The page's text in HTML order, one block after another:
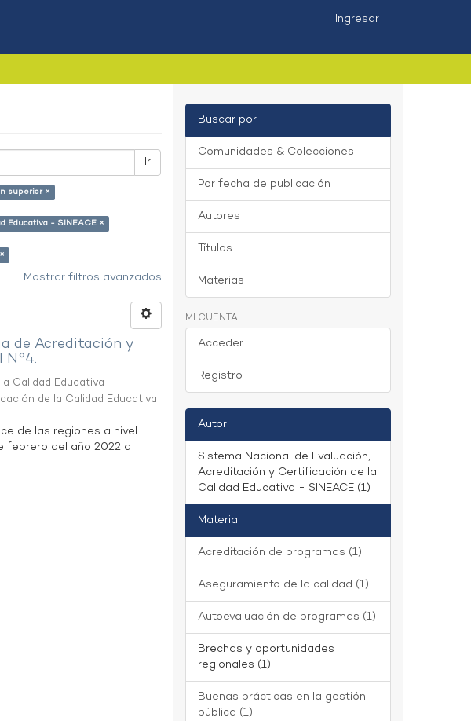
Ingresar
Ir
superior ×
Educativa - SINEACE ×
Mostrar filtros avanzados
de Acreditación y
N°4.
Calidad Educativa -
de la Calidad Educativa
de las regiones a nivel
febrero del año 2022 a
Buscar por
Comunidades & Colecciones
Por fecha de publicación
Autores
Títulos
Materias
MI CUENTA
Acceder
Registro
Autor
Sistema Nacional de Evaluación,
Acreditación y Certificación de la
Calidad Educativa - SINEACE (1)
Materia
Acreditación de programas (1)
Aseguramiento de la calidad (1)
Autoevaluación de programas (1)
Brechas y oportunidades
regionales (1)
Buenas prácticas en la gestión
pública (1)